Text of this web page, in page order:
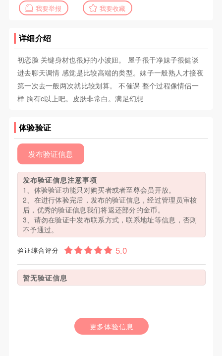
我要举报 我要收藏
详细介绍
初恋脸 关键身材也很好的小波妞。 屋子很干净妹子很健谈
进去聊天调情 感觉是比较高端的类型。妹子一般熟人才接夜
第一次去一般两次就比较划算。 不催课 整个过程像情侣一
样 胸有c以上吧。皮肤非常白。满足幻想
体验验证
发布验证信息
发布验证信息注意事项
1、体验验证功能只对购买者或者至尊会员开放。
2、在进行体验完后，发布的验证信息，经过管理员审核
后，优秀的验证信息我们将返还部分的金币。
3、请勿在验证中发布联系方式，联系地址等信息，否则
不予通过。
验证综合评分
暂无验证信息
更多体验信息